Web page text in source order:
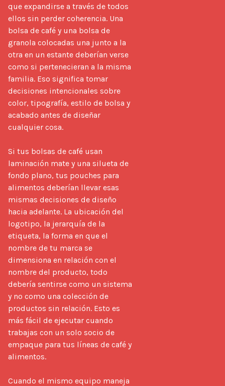
que expandirse a través de todos
ellos sin perder coherencia. Una
bolsa de café y una bolsa de
granola colocadas una junto a la
otra en un estante deberían verse
como si pertenecieran a la misma
familia. Eso significa tomar
decisiones intencionales sobre
color, tipografía, estilo de bolsa y
acabado antes de diseñar
cualquier cosa.
Si tus bolsas de café usan
laminación mate y una silueta de
fondo plano, tus pouches para
alimentos deberían llevar esas
mismas decisiones de diseño
hacia adelante. La ubicación del
logotipo, la jerarquía de la
etiqueta, la forma en que el
nombre de tu marca se
dimensiona en relación con el
nombre del producto, todo
debería sentirse como un sistema
y no como una colección de
productos sin relación. Esto es
más fácil de ejecutar cuando
trabajas con un solo socio de
empaque para tus líneas de café y
alimentos.
Cuando el mismo equipo maneja